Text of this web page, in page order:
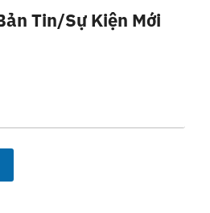
Tin/sự Kiện Mới